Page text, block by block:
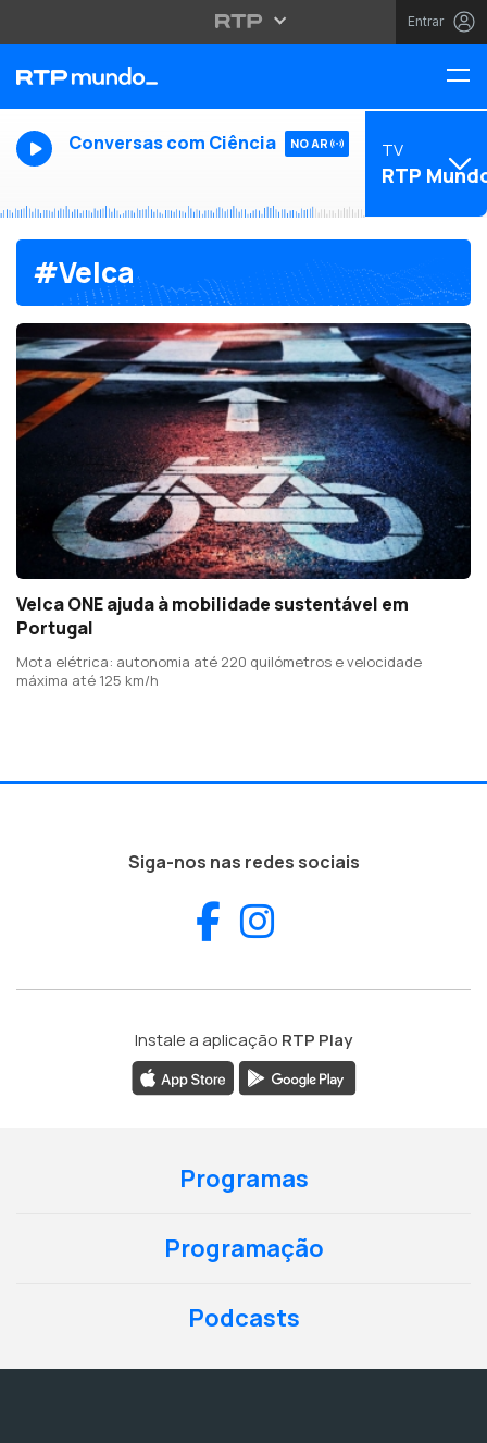
Entrar
Conversas com Ciência NO AR TV
RTP
#Velca
Velca ONE ajuda à mobilidade sustentável em
Portugal
Mota elétrica: autonomia até 220 quilómetros e velocidade
máxima até 125 km/h
Siga-nos nas redes sociais
Facebook
Instale a aplicação RTP Play
Programas
Programação
Podcasts